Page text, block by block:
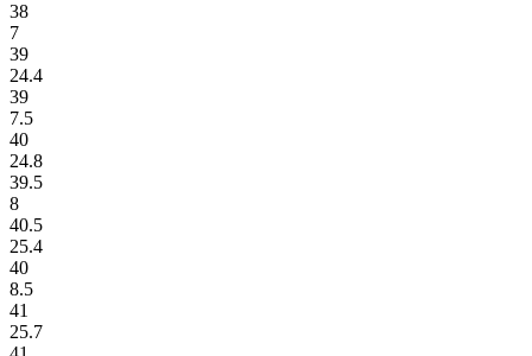
38
7
39
24.4
39
7.5
40
24.8
39.5
8
40.5
25.4
40
8.5
41
25.7